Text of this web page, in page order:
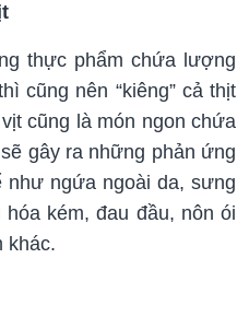
thực phẩm chứa lượng
cũng nên “kiêng” cả thịt
cũng là món ngon chứa
gây ra những phản ứng
ngứa ngoài da, sưng
kém, đau đầu, nôn ói
khác.